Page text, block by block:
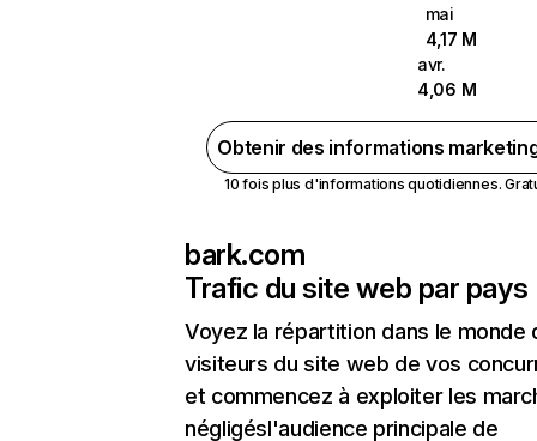
mai
4,17 M
avr.
4,06 M
Obtenir des informations
10 fois plus d'informations quotidiennes.
bark.com
Trafic du site web par pays
Voyez la répartition dans le monde
visiteurs du site web de vos
et commencez à exploiter les
négligésl'audience principale de